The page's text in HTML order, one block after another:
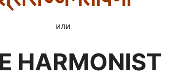
или
HARMONIST